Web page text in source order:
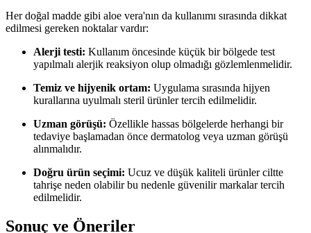
Her doğal madde gibi aloe vera'nın da kullanımı sırasında dikkat
edilmesi gereken noktalar vardır:
Alerji testi: Kullanım öncesinde küçük bir bölgede test
yapılmalı alerjik reaksiyon olup olmadığı gözlemlenmelidir.
Temiz ve hijyenik ortam: Uygulama sırasında hijyen
kurallarına uyulmalı steril ürünler tercih edilmelidir.
Uzman görüşü: Özellikle hassas bölgelerde herhangi bir
tedaviye başlamadan önce dermatolog veya uzman görüşü
alınmalıdır.
Doğru ürün seçimi: Ucuz ve düşük kaliteli ürünler ciltte
tahrişe neden olabilir bu nedenle güvenilir markalar tercih
edilmelidir.
Sonuç ve Öneriler